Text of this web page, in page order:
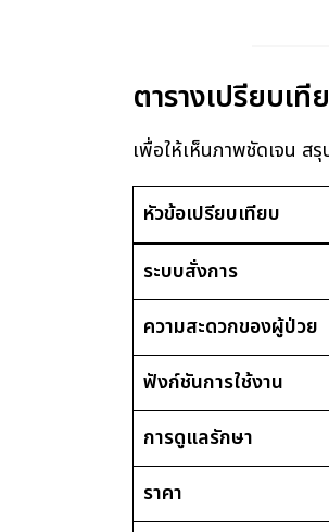
ตารางเปรียบเ
เพื่อให้เห็นภาพชัดเจน ส
หัวข้อเปรียบเทียบ
ระบบสั่งการ
ความสะดวกของผู้ป่วย
ฟังก์ชันการใช้งาน
การดูแลรักษา
ราคา